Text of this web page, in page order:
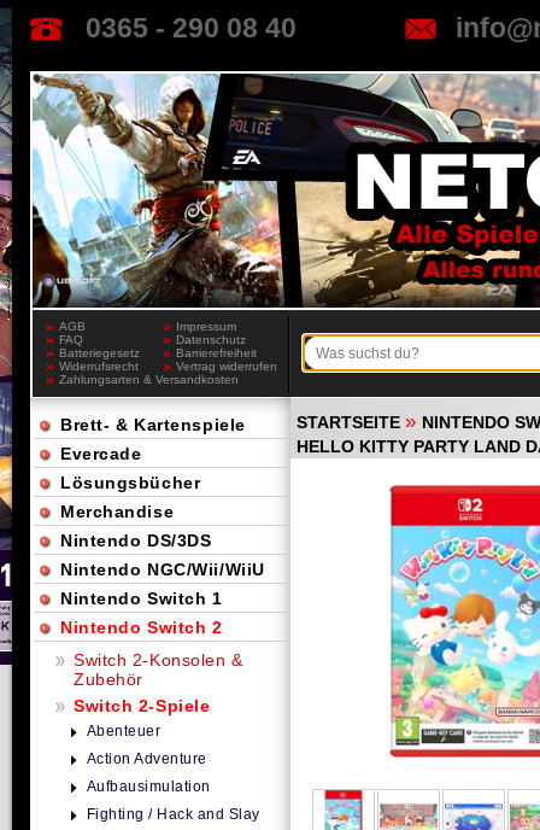
0365 - 290 08 40
AGB
Impressum
FAQ
Datenschutz
Batteriegesetz
Barrierefreiheit
Widerrufsrecht
Vertrag widerrufen
Zahlungsarten & Versandkosten
STARTSEITE » NINTENDO
HELLO KITTY PARTY LAND
Brett- & Kartenspiele
Evercade
Lösungsbücher
Merchandise
Nintendo DS/3DS
Nintendo NGC/Wii/WiiU
Nintendo Switch 1
Nintendo Switch 2
Switch 2-Konsolen &
Zubehör
Switch 2-Spiele
Abenteuer
Action Adventure
Aufbausimulation
Fighting / Hack and Slay